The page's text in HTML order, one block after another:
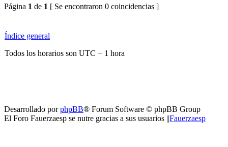
Página 1 de 1 [ Se encontraron 0 coincidencias ]
Índice general
Todos los horarios son UTC + 1 hora
Desarrollado porphpBB® Forum Software © phpBB Group
El Foro Fauerzaesp se nutre gracias a sus usuarios ||Fauerzaesp